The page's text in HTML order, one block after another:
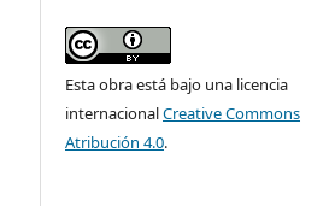
Esta obra está bajo una licencia
internacionalCreative Commons
Atribución 4.0.